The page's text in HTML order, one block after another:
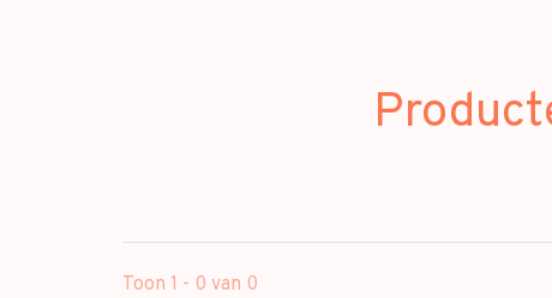
Toon 1 - 0 van 0